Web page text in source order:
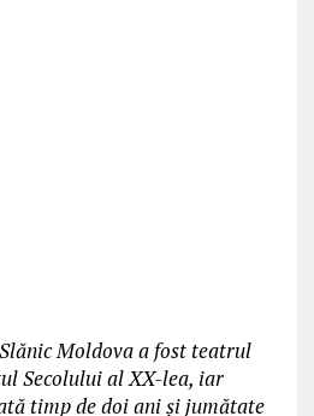
Moldova a fost teatrul
Secolului al XX-lea, iar
timp de doi ani și jumătate